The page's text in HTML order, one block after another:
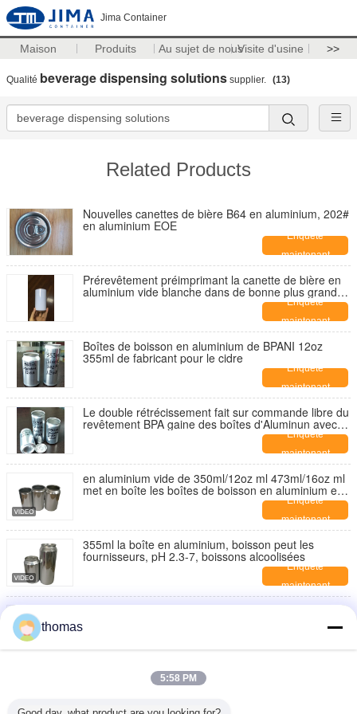
Jima Container
Maison Produits Au sujet de nousVisite d'usine >>
Qualité beverage dispensing solutions supplier. (13)
Related Products
Nouvelles canettes de bière B64 en aluminium, 202#
en aluminium EOE
Enquête
maintenant
Prérevêtement préimprimant la canette de bière en
aluminium vide blanche dans de bonne plus grande
que 39 dynes de tension superficielle
Enquête
maintenant
Boîtes de boisson en aluminium de BPANI 12oz
355ml de fabricant pour le cidre
Enquête
maintenant
Le double rétrécissement fait sur commande libre du
revêtement BPA gaine des boîtes d'Aluminun avec
Enquête
maintenant
en aluminium vide de 350ml/12oz ml 473ml/16oz ml
met en boîte les boîtes de boisson en aluminium et
Enquête
maintenant
355ml la boîte en aluminium, boisson peut les
fournisseurs, pH 2.3-7, boissons alcoolisées
Enquête
maintenant
maintenant
La résistance à la pression autour des boissons en
aluminium 12oz minces peut
thomas
5:58 PM